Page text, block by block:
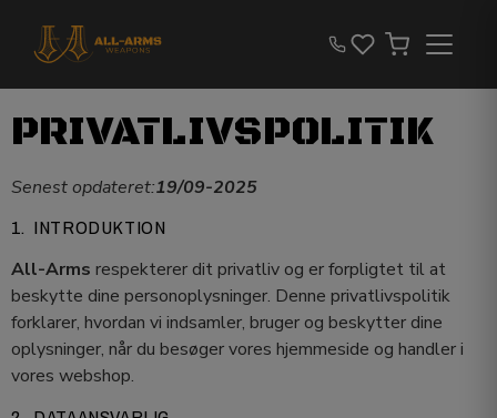
PRIVATLIVSPOLITIK
Senest opdateret:19/09-2025
1. INTRODUKTION
All-Arms respekterer dit privatliv og er forpligtet til at
beskytte dine personoplysninger. Denne privatlivspolitik
forklarer, hvordan vi indsamler, bruger og beskytter dine
oplysninger, når du besøger vores hjemmeside og handler i
vores webshop.